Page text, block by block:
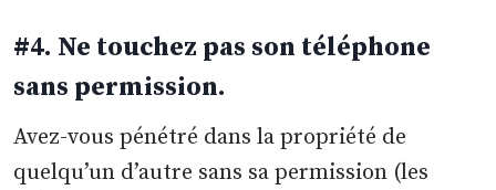
#4. Ne touchez pas son téléphone
sans permission.
Avez-vous pénétré dans la propriété de
quelqu’un d’autre sans sa permission (les